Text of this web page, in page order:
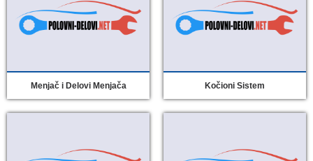
Menjač i Delovi Menjača Kočioni Sistem